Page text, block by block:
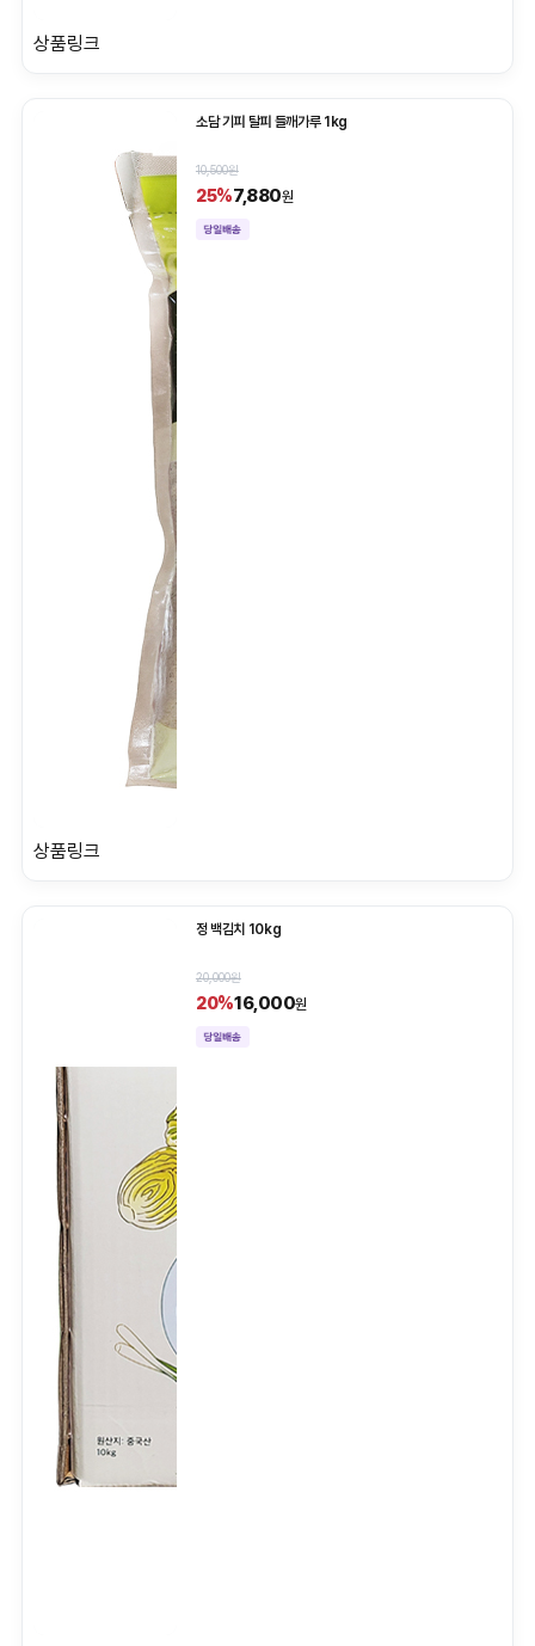
상품링크
소담 기피 탈피 들깨가루 1kg
10,500원
25%7,880원
상품링크
정 백김치 10kg
20,000원
20%16,000원